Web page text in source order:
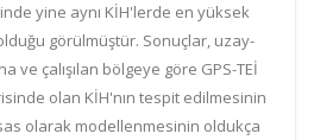
yine aynı KİH'lerde en yüksek
görülmüştür. Sonuçlar, uzay-
ve çalışılan bölgeye göre GPS-TEİ
olan KİH'nın tespit edilmesinin
olarak modellenmesinin oldukça